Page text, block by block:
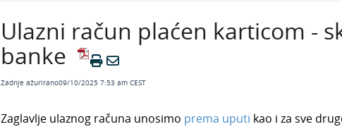
Ulazni račun plaćen karticom -
banke
Zadnje ažurirano09/10/2025 7:53 am CEST
Zaglavlje ulaznog računa unosimo prema uputi kao i za sve